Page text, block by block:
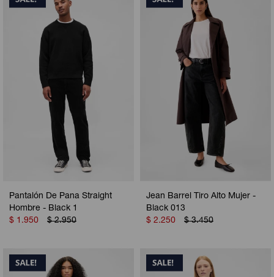
Pantalón De Pana Straight
Hombre - Black 1
$ 1.950 $ 2.950
Jean Barrel Tiro Alto Mujer -
Black 013
$ 2.250 $ 3.450